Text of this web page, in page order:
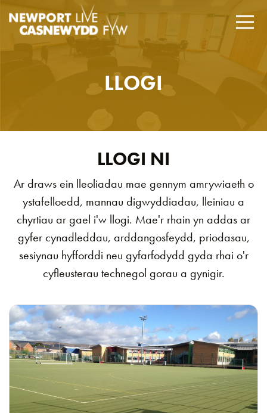
LLOGI
LLOGI NI
Ar draws ein lleoliadau mae gennym amrywiaeth o
ystafelloedd, mannau digwyddiadau, lleiniau a
chyrtiau ar gael i'w llogi. Mae'r rhain yn addas ar
gyfer cynadleddau, arddangosfeydd, priodasau,
sesiynau hyfforddi neu gyfarfodydd gyda rhai o'r
cyfleusterau technegol gorau a gynigir.